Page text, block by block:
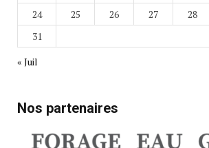
24
25 26 27 28
31
« Juil
Nos partenaires